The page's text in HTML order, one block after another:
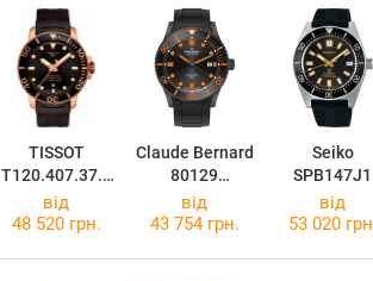
TISSOT
T120.407.37.0
51.01
Claude Bernard
80129
37NNOCA NNO
Seiko
SPB147J1
від
48 520 грн.
від
43 754 грн.
від
53 020